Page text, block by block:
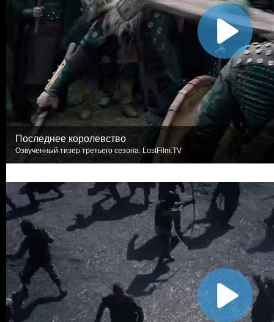
Последнее королевство
Озвученный тизер третьего сезона. LostFilm.TV